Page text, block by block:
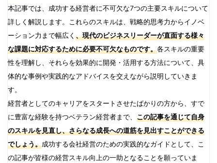
本記事では、成功する経営者に不可欠な7つの主要スキルについて
詳しく解説します。これらのスキルは、戦略的思考力からイノベ
ーション力まで幅広く 、現代のビジネスリーダーが直面する様々
な課題に対応するために必要不可欠なものです。各スキルの重要
性を理解し、それらを効果的に開発・活用する方法について、具
体的な事例や実践的なアドバイスを交えながら説明していきま
す。
経営者としてのキャリアをスタートさせたばかりの方から、すで
に豊富な経験を持つベテラン経営者まで、 この記事を通じて自身
のスキルを見直し、さらなる成長への道筋を見出すことができる
でしょう。成功する会社経営のための実践的なガイドとして、こ
の記事が皆様の経営スキル向上の一助となることを願っていま